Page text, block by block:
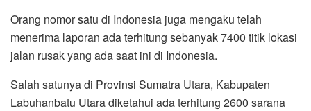
Orang nomor satu di Indonesia juga mengaku telah
menerima laporan ada terhitung sebanyak 7400 titik lokasi
jalan rusak yang ada saat ini di Indonesia.
Salah satunya di Provinsi Sumatra Utara, Kabupaten
Labuhanbatu Utara diketahui ada terhitung 2600 sarana